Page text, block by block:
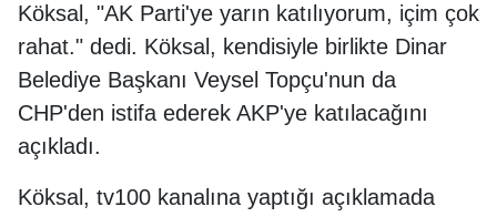
Köksal, "AK Parti'ye yarın katılıyorum, içim çok
rahat." dedi. Köksal, kendisiyle birlikte Dinar
Belediye Başkanı Veysel Topçu'nun da
CHP'den istifa ederek AKP'ye katılacağını
açıkladı.
Köksal, tv100 kanalına yaptığı açıklamada